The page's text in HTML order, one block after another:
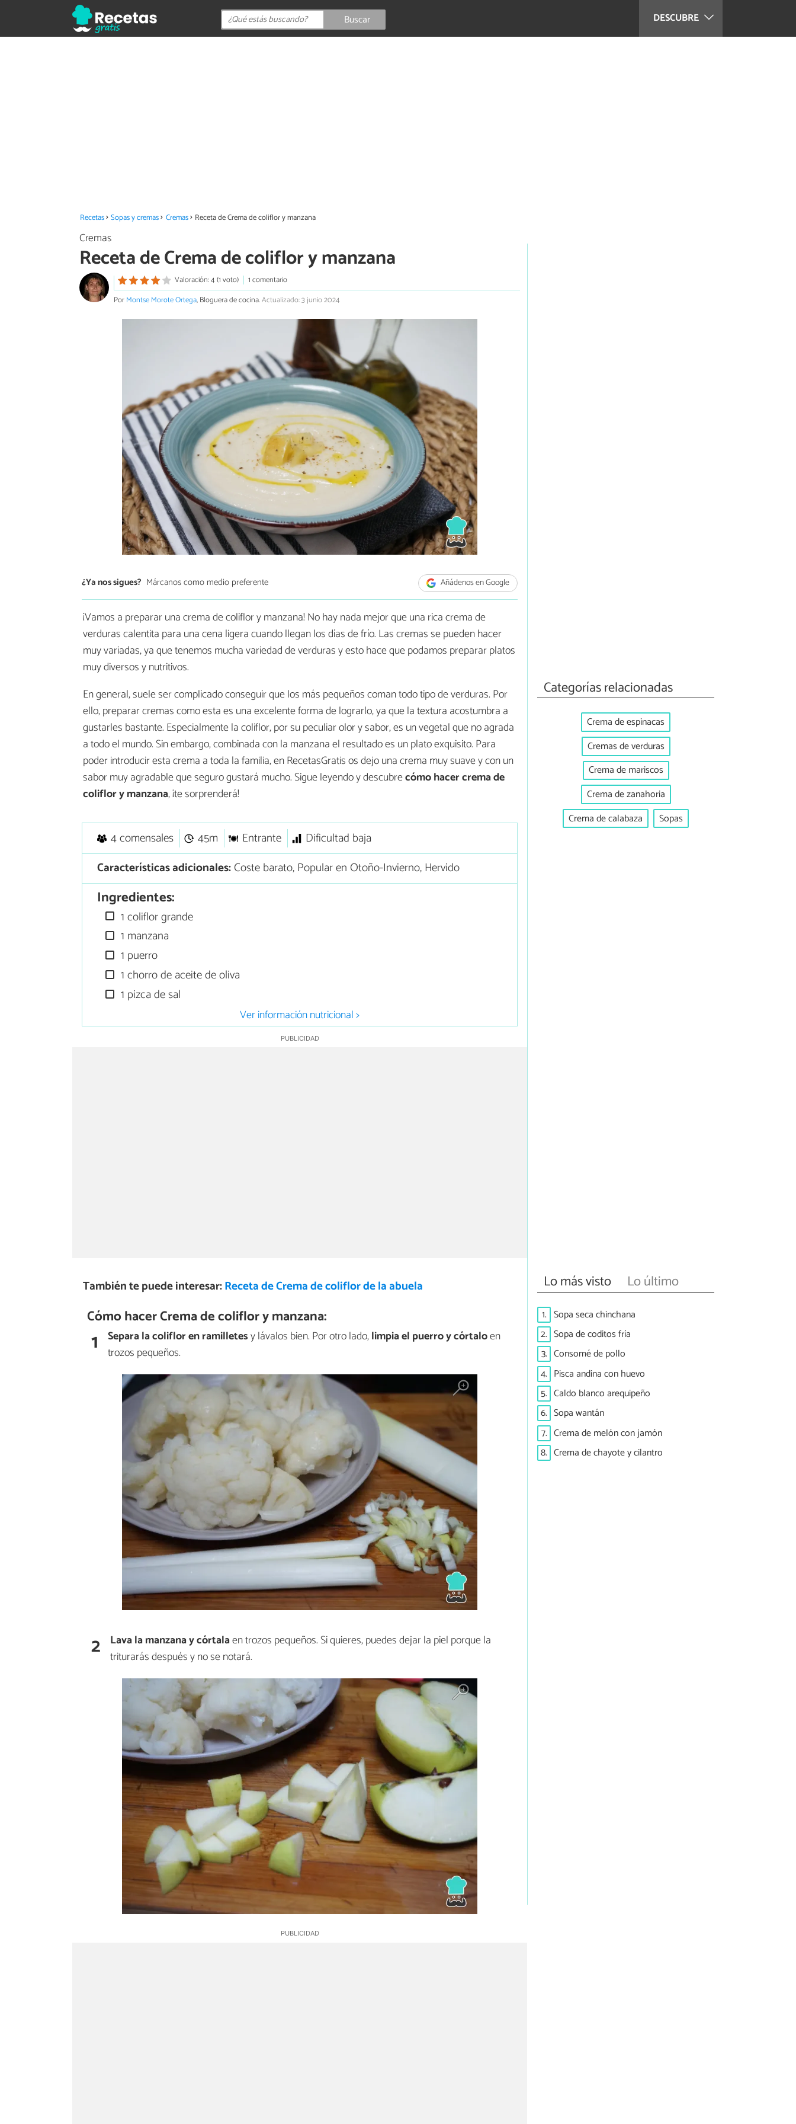
DESCUBRE
Buscar
Recetas Sopas y cremas Cremas Receta de Crema de coliflor y manzana
Cremas
Receta de Crema de coliflor y manzana
Valoración: 4 (1 voto)
1 comentario
PorMontse Morote Ortega, Bloguera de cocina.Actualizado: 3 junio 2024
¿Ya nos sigues? Márcanos como medio preferente Añádenos en Google
¡Vamos a preparar una crema de coliflor y manzana! No hay nada mejor que una rica crema de
verduras calentita para una cena ligera cuando llegan los días de frío. Las cremas se pueden hacer
muy variadas, ya que tenemos mucha variedad de verduras y esto hace que podamos preparar platos
muy diversos y nutritivos.
En general, suele ser complicado conseguir que los más pequeños coman todo tipo de verduras. Por
ello, preparar cremas como esta es una excelente forma de lograrlo, ya que la textura acostumbra a
gustarles bastante. Especialmente la coliflor, por su peculiar olor y sabor, es un vegetal que no agrada
a todo el mundo. Sin embargo, combinada con la manzana el resultado es un plato exquisito. Para
poder introducir esta crema a toda la familia, en RecetasGratis os dejo una crema muy suave y con un
sabor muy agradable que seguro gustará mucho. Sigue leyendo y descubrecómo hacer crema de
coliflor y manzana, ¡te sorprenderá!
4 comensales 45m Entrante
Dificultad baja
Características adicionales:Coste barato, Popular en Otoño-Invierno, Hervido
Ingredientes:
1 coliflor grande
1 manzana
1 puerro
1 chorro de aceite de oliva
1 pizca de sal
Ver información nutricional >
También te puede interesar:Receta de Crema de coliflor de la abuela
Cómo hacer Crema de coliflor y manzana:
1 Separa la coliflor en ramilletesy lávalos bien. Por otro lado,limpia el puerro y córtaloen
trozos pequeños.
2 Lava la manzana y córtalaen trozos pequeños. Si quieres, puedes dejar la piel porque la
triturarás después y no se notará.
Categorías relacionadas
Crema de espinacas
Cremas de verduras
Crema de mariscos
Crema de zanahoria
Crema de calabaza
Sopas
Lo más visto Lo último
1. Sopa seca chinchana
2. Sopa de coditos fría
3. Consomé de pollo
4. Pisca andina con huevo
5. Caldo blanco arequipeño
6. Sopa wantán
7. Crema de melón con jamón
8. Crema de chayote y cilantro